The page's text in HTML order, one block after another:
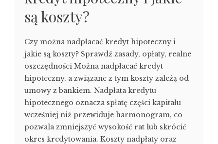
są koszty?
Czy można nadpłacać kredyt hipoteczny i
jakie są koszty? Sprawdź zasady, opłaty, realne
oszczędności Można nadpłacać kredyt
hipoteczny, a związane z tym koszty zależą od
umowy z bankiem. Nadpłata kredytu
hipotecznego oznacza spłatę części kapitału
wcześniej niż przewiduje harmonogram, co
pozwala zmniejszyć wysokość rat lub skrócić
okres kredytowania. Koszty nadpłaty oraz